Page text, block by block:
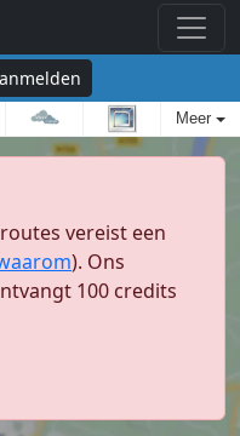
Meer
vereist een
). Ons
100 credits